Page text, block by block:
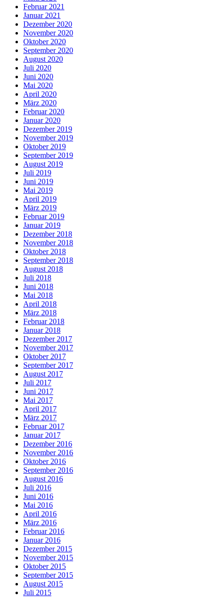
Februar 2021
Januar 2021
Dezember 2020
November 2020
Oktober 2020
September 2020
August 2020
Juli 2020
Juni 2020
Mai 2020
April 2020
März 2020
Februar 2020
Januar 2020
Dezember 2019
November 2019
Oktober 2019
September 2019
August 2019
Juli 2019
Juni 2019
Mai 2019
April 2019
März 2019
Februar 2019
Januar 2019
Dezember 2018
November 2018
Oktober 2018
September 2018
August 2018
Juli 2018
Juni 2018
Mai 2018
April 2018
März 2018
Februar 2018
Januar 2018
Dezember 2017
November 2017
Oktober 2017
September 2017
August 2017
Juli 2017
Juni 2017
Mai 2017
April 2017
März 2017
Februar 2017
Januar 2017
Dezember 2016
November 2016
Oktober 2016
September 2016
August 2016
Juli 2016
Juni 2016
Mai 2016
April 2016
März 2016
Februar 2016
Januar 2016
Dezember 2015
November 2015
Oktober 2015
September 2015
August 2015
Juli 2015